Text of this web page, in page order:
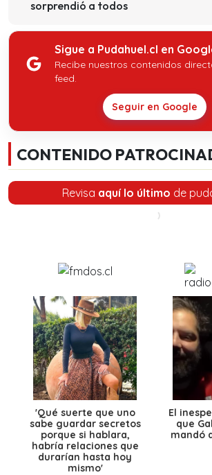
sorprendió a todos
Sigue a Pudahuel.cl en
Recibe nuestros contenidos
feed.
Seguir en Google
CONTENIDO
Revisa aquí lo último de
'Qué suerte que uno
sabe guardar secretos
porque si hablara,
habría relaciones que
durarían hasta hoy
mismo'
El
que
mandó